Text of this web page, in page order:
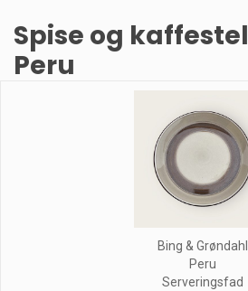
Spise og kaffestel
Peru
Bing & Grøndahl
Peru
Serveringsfad